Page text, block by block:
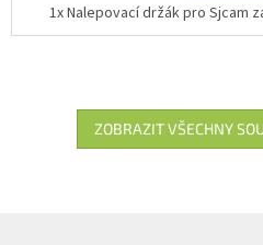
1x Nalepovací držák pro Sjcam
ZOBRAZIT VŠECHNY